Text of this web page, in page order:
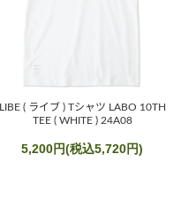
LIBE ( ライブ ) Tシャツ LABO 10TH
TEE ( WHITE ) 24A08
5,200円(税込5,720円)